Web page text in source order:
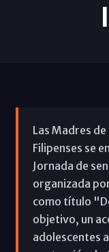
Las Madres
Filipenses se
Jornada de
organizada
como título
objetivo, un
adolescentes